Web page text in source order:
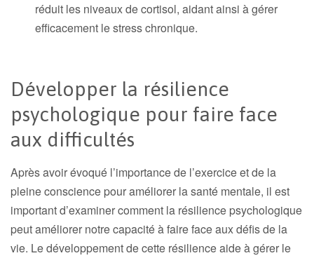
réduit les niveaux de cortisol, aidant ainsi à gérer
efficacement le stress chronique.
Développer la résilience
psychologique pour faire face
aux difficultés
Après avoir évoqué l’importance de l’exercice et de la
pleine conscience pour améliorer la santé mentale, il est
important d’examiner comment la résilience psychologique
peut améliorer notre capacité à faire face aux défis de la
vie. Le développement de cette résilience aide à gérer le